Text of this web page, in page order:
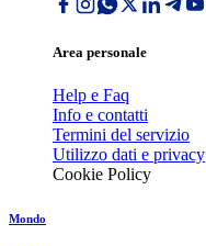
Area personale
Help e Faq
Info e contatti
Termini del servizio
Utilizzo dati e privacy
Cookie Policy
Mondo